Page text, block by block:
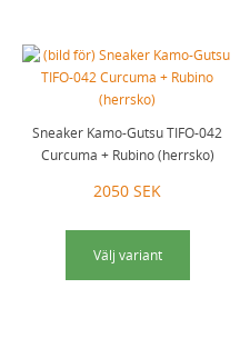
Sneaker Kamo-Gutsu TIFO-042
Curcuma + Rubino (herrsko)
2050 SEK
Välj variant